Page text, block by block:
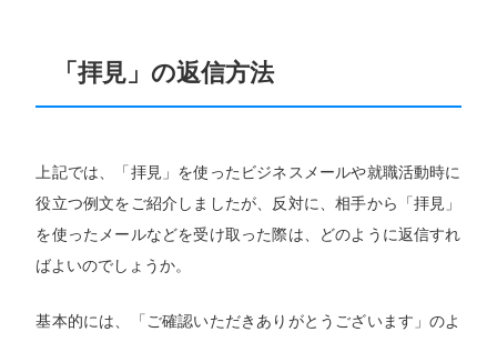
「拝見」の返信方法
上記では、「拝見」を使ったビジネスメールや就職活動時に
役立つ例文をご紹介しましたが、反対に、相手から「拝見」
を使ったメールなどを受け取った際は、どのように返信すれ
ばよいのでしょうか。
基本的には、「ご確認いただきありがとうございます」のよ